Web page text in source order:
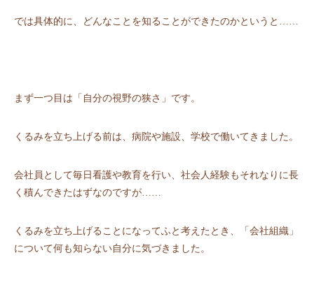
では具体的に、どんなことを知ることができたのかというと……
まず一つ目は「自分の視野の狭さ」です。
くるみを立ち上げる前は、病院や施設、学校で働いてきました。
会社員として毎日看護や教育を行い、社会人経験もそれなりに長
く積んできたはずなのですが……
くるみを立ち上げることになってふと考えたとき、「会社組織」
について何も知らない自分に気づきました。